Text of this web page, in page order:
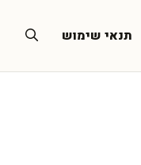
תנאי שימוש